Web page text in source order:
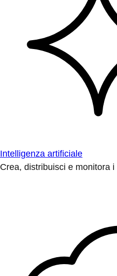
Intelligenza artificiale
Crea, distribuisci e monitora